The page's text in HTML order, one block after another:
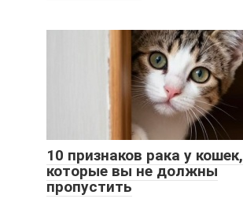
10 признаков рака у кошек,
которые вы не должны
пропустить